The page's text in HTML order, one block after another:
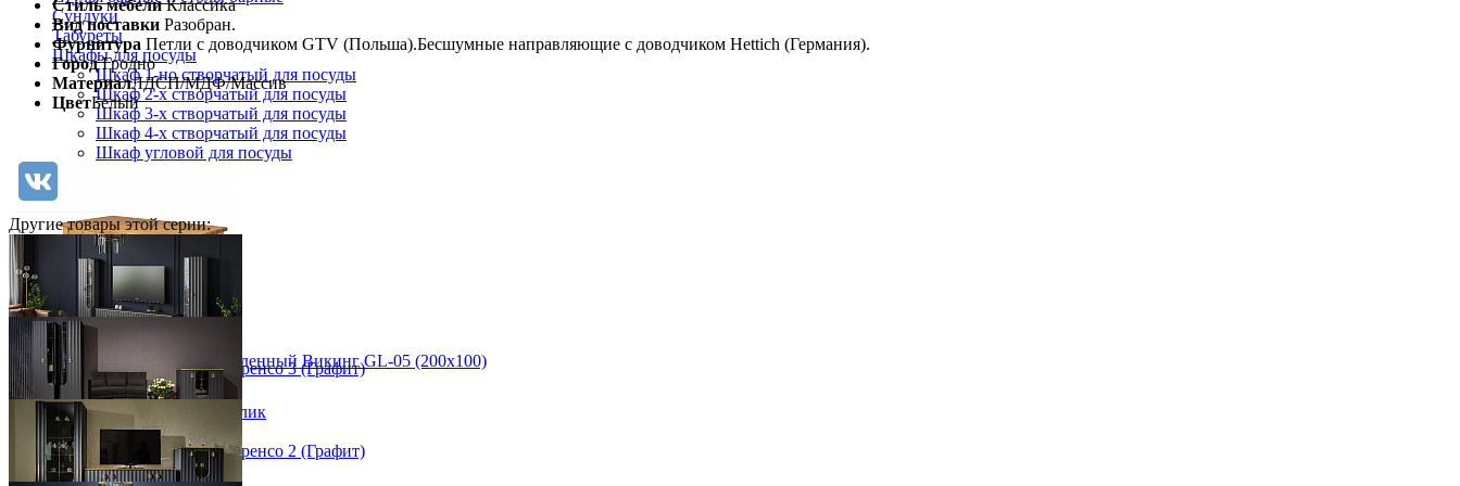
Сундуки
Табуреты
Шкафы для посуды
Шкаф 1-но створчатый для посуды
Шкаф 2-х створчатый для посуды
Шкаф 3-х створчатый для посуды
Шкаф 4-х створчатый для посуды
Шкаф угловой для посуды
Стол прямоугольный обеденный Викинг GL-05 (200х100)
33 243 ₽
new
Прихожая
Вешалки напольные
Вешалки настенные
Стиль мебели Классика
Вид поставки Разобран.
Фурнитура Петли с доводчиком GTV (Польша).Бесшумные направляющие с доводчиком Hettich (Германия).
Город Гродно
МатериалЛДСП/МДФ/Массив
ЦветБелый
Другие товары этой серии:
Набор мебели для гостиной Лоренсо 3 (Графит)
от 200 960 ₽
В корзину Быстро купить в 1 клик
Набор мебели для гостиной Лоренсо 2 (Графит)
от 224 859 ₽